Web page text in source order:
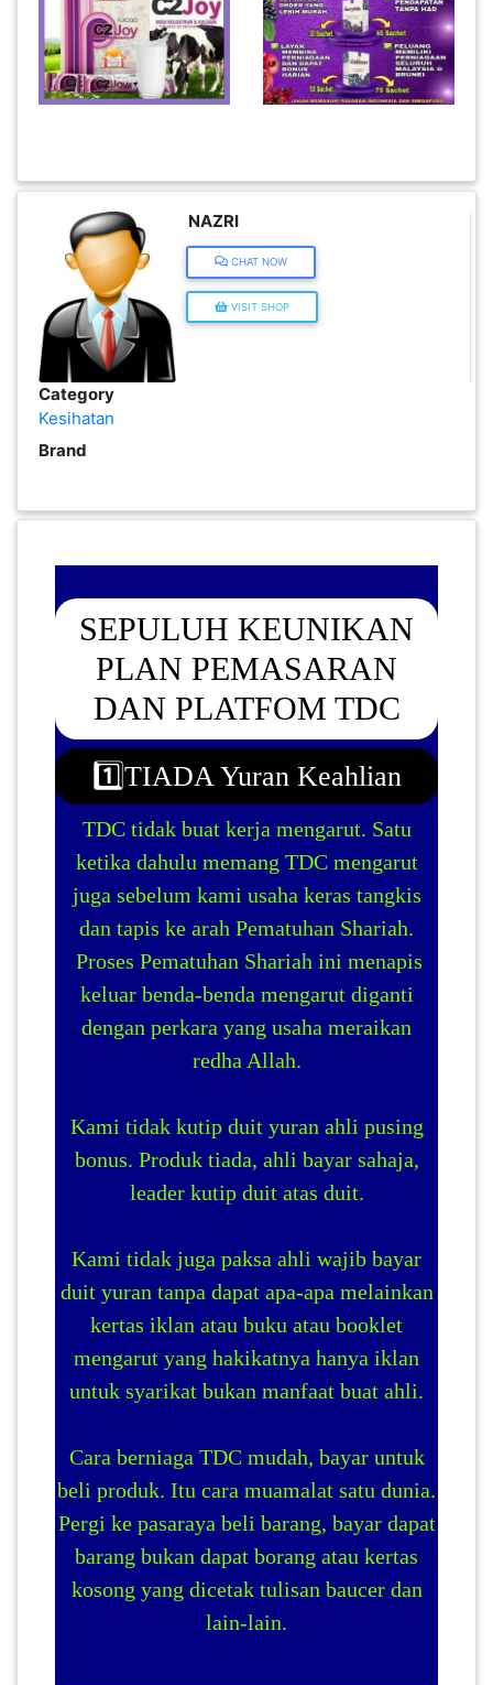
NAZRI
CHAT NOW
VISIT SHOP
Category
Kesihatan
Brand
SEPULUH KEUNIKAN
PLAN PEMASARAN
DAN PLATFOM TDC
1️⃣TIADA Yuran Keahlian
TDC tidak buat kerja mengarut. Satu
ketika dahulu memang TDC mengarut
juga sebelum kami usaha keras tangkis
dan tapis ke arah Pematuhan Shariah.
Proses Pematuhan Shariah ini menapis
keluar benda-benda mengarut diganti
dengan perkara yang usaha meraikan
redha Allah.
Kami tidak kutip duit yuran ahli pusing
bonus. Produk tiada, ahli bayar sahaja,
leader kutip duit atas duit.
Kami tidak juga paksa ahli wajib bayar
duit yuran tanpa dapat apa-apa melainkan
kertas iklan atau buku atau booklet
mengarut yang hakikatnya hanya iklan
untuk syarikat bukan manfaat buat ahli.
Cara berniaga TDC mudah, bayar untuk
beli produk. Itu cara muamalat satu dunia.
Pergi ke pasaraya beli barang, bayar dapat
barang bukan dapat borang atau kertas
kosong yang dicetak tulisan baucer dan
lain-lain.
KENDERAAN(6)
ELEKTRONIK(5)
PERCUTIAN
PELANCONGAN(1)
RUMAH
BARANG
PERIBADI(4)
SERVIS(17)
BENDA(1)
LAIN-
KEPERLUAN(16)
SELECT NEGERI
SELANGOR(37)
PAHANG(13)
PERAK(41)
SEMBILAN(10)
SABAH(0)
SARAWAK(2)